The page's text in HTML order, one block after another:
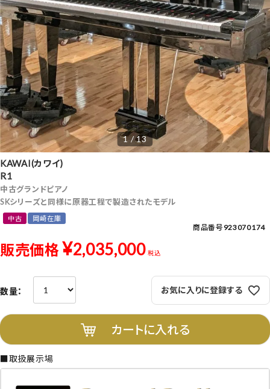
1 / 13
KAWAI(カワイ)
R1
中古グランドピアノ
SKシリーズと同様に原器工程で製造されたモデル
中古 岡崎在庫
商品番号 923070174
販売価格 ¥2,035,000 税込
お気に入りに登録する
カートに入れる
■取扱展示場